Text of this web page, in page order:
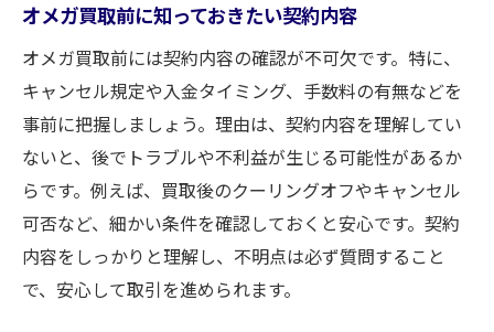
オメガ買取前に知っておきたい契約内容
オメガ買取前には契約内容の確認が不可欠です。特に、
キャンセル規定や入金タイミング、手数料の有無などを
事前に把握しましょう。理由は、契約内容を理解してい
ないと、後でトラブルや不利益が生じる可能性があるか
らです。例えば、買取後のクーリングオフやキャンセル
可否など、細かい条件を確認しておくと安心です。契約
内容をしっかりと理解し、不明点は必ず質問すること
で、安心して取引を進められます。